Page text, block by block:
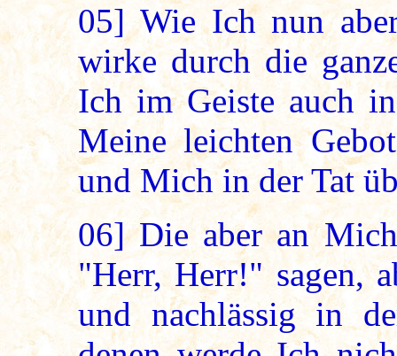
05] Wie Ich nun
wirke durch die
Ich im Geiste auch
Meine leichten
und Mich in der Tat
06]Die aber an
"Herr, Herr!" sagen,
und nachlässig in